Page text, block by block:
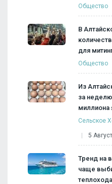
Общество
В
для
Общество
Из
за
миллиона
Сельское
5
Тренд на
чаще